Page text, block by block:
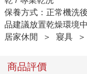
保養方式：正常機洗
品建議放置乾燥環境
居家休閒
＞ 寢具 ＞
商品評價